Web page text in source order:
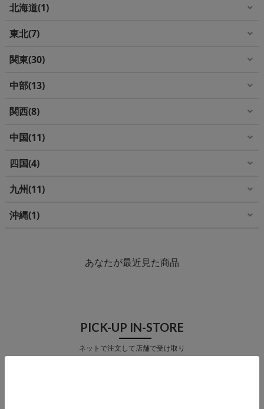
北海道 1
東北 7
関東 30
中部 13
関西 8
中国 11
四国 4
九州 11
沖縄 1
あなたが最近見た商品
PICK-UP IN-STORE
ネットで注文して店舗で受け取り